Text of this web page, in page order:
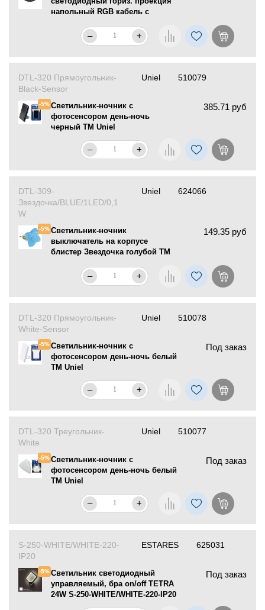
напольный RGB кабель с
– +
510079
DTL-320 Прямоугольник-
Black-Sensor
-5%Светильник-ночник с
фотосенсором день-ночь
черный ТМ Uniel
385.71 руб
Uniel
– +
624066
DTL-309-
Звездочка/BLUE/1LED/0,1
W
-5%Светильник-ночник
выключатель на корпусе
блистер Звездочка голубой TM
149.35 руб
Uniel
– +
510078
DTL-320 Прямоугольник-
White-Sensor
-5%Светильник-ночник c
фотосенсором день-ночь белый
ТМ Uniel
Под заказ
Uniel
– +
510077
DTL-320 Треугольник-
White
-5%Светильник-ночник c
фотосенсором день-ночь белый
ТМ Uniel
Под заказ
Uniel
– +
625031
S-250-WHITE/WHITE-220-
IP20
-5%Светильник светодиодный
управляемый, бра on/off TETRA
24W S-250-WHITE/WHITE-220-IP20
Под заказ
ESTARES